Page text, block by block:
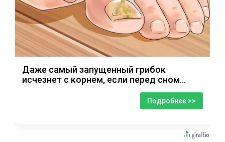
Даже самый запущенный грибок
исчезнет с корнем, если перед сном…
Подробнее >>